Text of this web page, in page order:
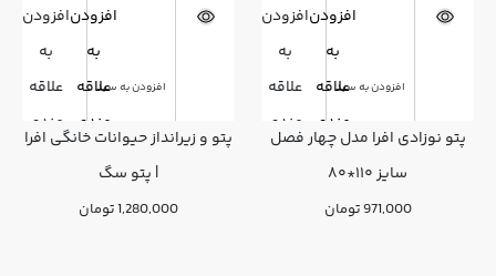
افزودن به سبد
افزودن
به
علاقه
مندی
افزودن
به
علاقه
مندی
پتو نوزادی افرا مدل چهار فصل
سایز ۱۱۰*۸۰
971,000تومان
افزودن به سبد
افزودن
به
علاقه
مندی
افزودن
به
علاقه
مندی
پتو و زیرانداز حیوانات خانگی افرا
| پتو سگ
1,280,000تومان